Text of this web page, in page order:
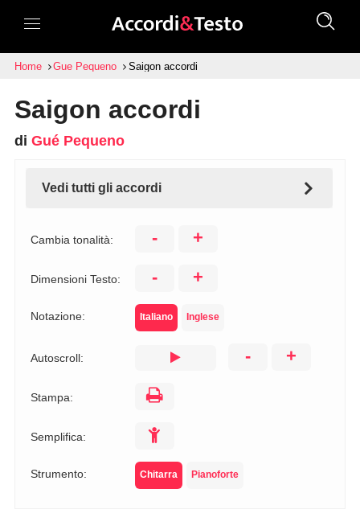
Home Gue Pequeno Saigon accordi
Saigon accordi
di Gué Pequeno
Vedi tutti gli accordi
Cambia tonalità: - +
Dimensioni Testo: - +
Notazione: Italiano Inglese
Autoscroll: - +
Stampa:
Semplifica:
Strumento: Chitarra Pianoforte